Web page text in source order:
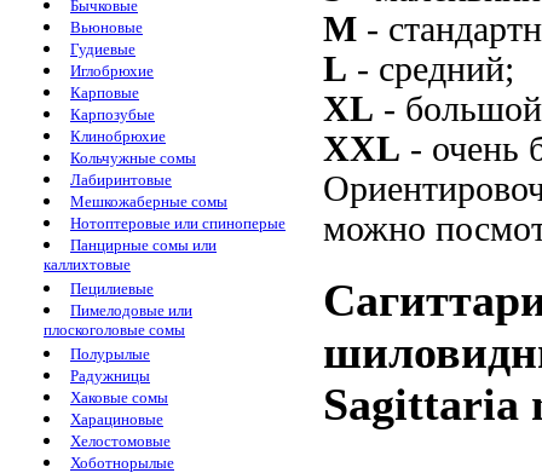
Бычковые
Вьюновые
Гудиевые
Иглобрюхие
Карповые
Карпозубые
Клинобрюхие
Кольчужные сомы
Лабиринтовые
Мешкожаберные сомы
Нотоптеровые или спиноперые
Панцирные сомы или
каллихтовые
Пецилиевые
Пимелодовые или
плоскоголовые сомы
Полурылые
Радужницы
Хаковые сомы
Харациновые
Хелостомовые
Хоботнорылые
M -
L - средний;
XL -
XXL - очень
можно
Sagittaria